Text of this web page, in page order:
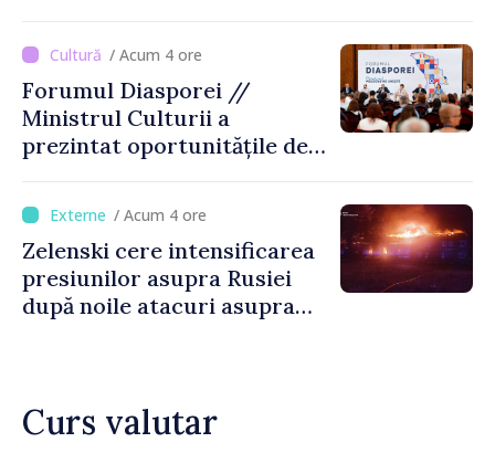
riscă amenzi de zeci de mii
de lei de lei/ Acum 4 ore
Forumul Diasporei //
Ministrul Culturii a
prezintat oportunitățile de
culturale și mobilitatea
artiștilor/ Acum 4 ore
Zelenski cere intensificarea
presiunilor asupra Rusiei
după noile atacuri asupra
Curs valutar